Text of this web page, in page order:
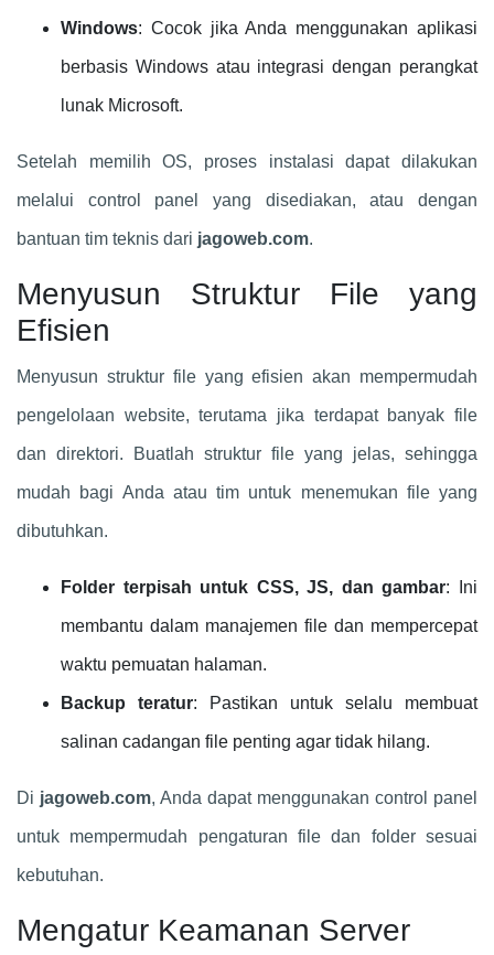
Windows: Cocok jika Anda menggunakan aplikasi
berbasis Windows atau integrasi dengan perangkat
lunak Microsoft.
Setelah memilih OS, proses instalasi dapat dilakukan
melalui control panel yang disediakan, atau dengan
bantuan tim teknis dari jagoweb.com.
Menyusun Struktur File yang
Efisien
Menyusun struktur file yang efisien akan mempermudah
pengelolaan website, terutama jika terdapat banyak file
dan direktori. Buatlah struktur file yang jelas, sehingga
mudah bagi Anda atau tim untuk menemukan file yang
dibutuhkan.
Folder terpisah untuk CSS, JS, dan gambar: Ini
membantu dalam manajemen file dan mempercepat
waktu pemuatan halaman.
Backup teratur: Pastikan untuk selalu membuat
salinan cadangan file penting agar tidak hilang.
Di jagoweb.com, Anda dapat menggunakan control panel
untuk mempermudah pengaturan file dan folder sesuai
kebutuhan.
Mengatur Keamanan Server